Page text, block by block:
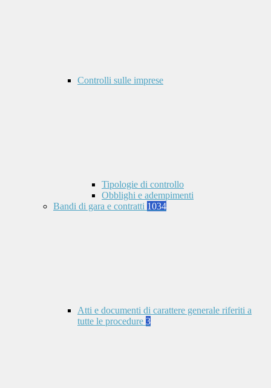
Controlli sulle imprese
Tipologie di controllo
Obblighi e adempimenti
Bandi di gara e contratti 1034
Atti e documenti di carattere generale riferiti a
tutte le procedure 3